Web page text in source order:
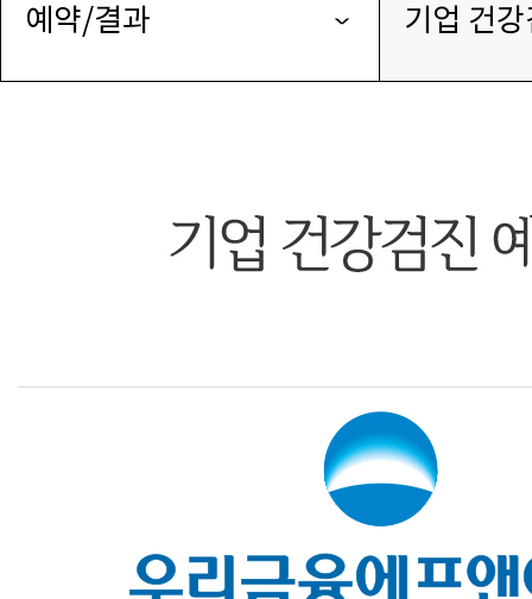
예약/결과 기업 건